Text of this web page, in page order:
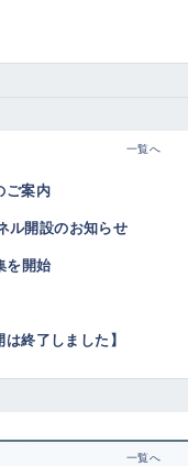
一覧へ
ご案内
ル開設のお知らせ
を開始
終了しました】
一覧へ